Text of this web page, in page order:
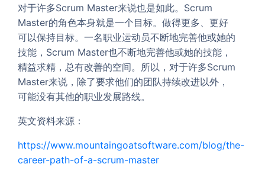
对于许多Scrum Master来说也是如此。Scrum
Master的角色本身就是一个目标。做得更多、更好
可以保持目标。一名职业运动员不断地完善他或她的
技能，Scrum Master也不断地完善他或她的技能，
精益求精，总有改善的空间。所以，对于许多Scrum
Master来说，除了要求他们的团队持续改进以外，
可能没有其他的职业发展路线。
英文资料来源：
https://www.mountaingoatsoftware.com/blog/the-
career-path-of-a-scrum-master